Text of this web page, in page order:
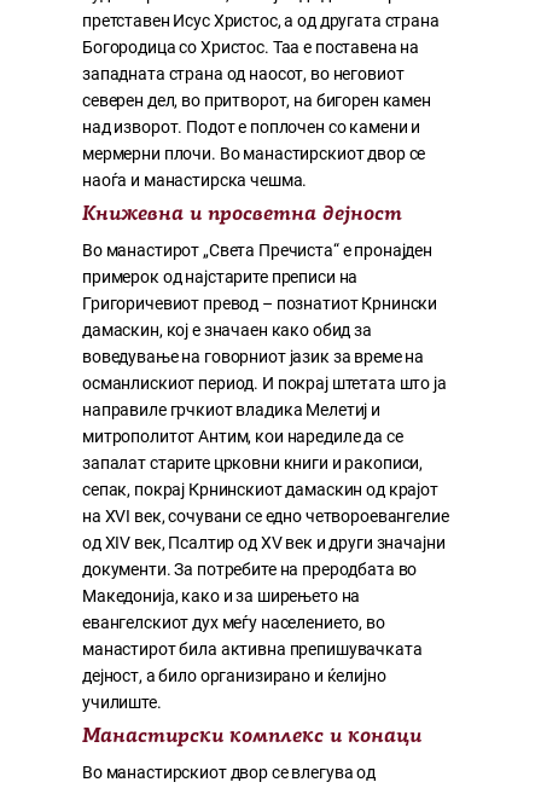
претставен Исус Христос, а од другата страна
Богородица со Христос. Таа е поставена на
западната страна од наосот, во неговиот
северен дел, во притворот, на бигорен камен
над изворот. Подот е поплочен со камени и
мермерни плочи. Во манастирскиот двор се
наоѓа и манастирска чешма.
Книжевна и просветна дејност
Во манастирот „Света Пречиста“ е пронајден
примерок од најстарите преписи на
Григоричевиот превод – познатиот Крнински
дамаскин, кој е значаен како обид за
воведување на говорниот јазик за време на
османлискиот период. И покрај штетата што ја
направиле грчкиот владика Мелетиј и
митрополитот Антим, кои наредиле да се
запалат старите црковни книги и ракописи,
сепак, покрај Крнинскиот дамаскин од крајот
на XVI век, сочувани се едно четвороевангелие
од XIV век, Псалтир од XV век и други значајни
документи. За потребите на преродбата во
Македонија, како и за ширењето на
евангелскиот дух меѓу населението, во
манастирот била активна препишувачката
дејност, а било организирано и ќелијно
училиште.
Манастирски комплекс и конаци
Во манастирскиот двор се влегува од